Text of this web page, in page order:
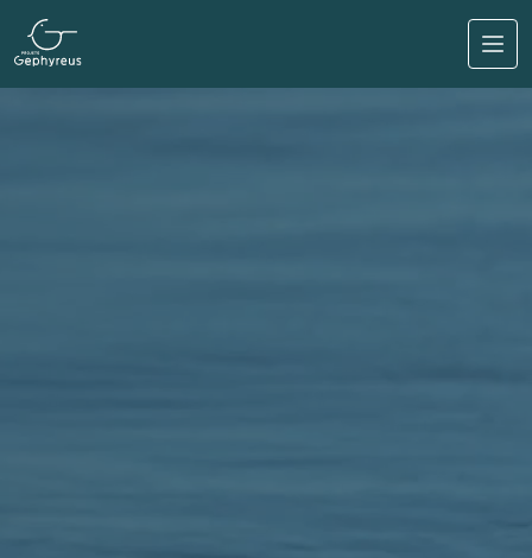
Pular para o conteúdo principal